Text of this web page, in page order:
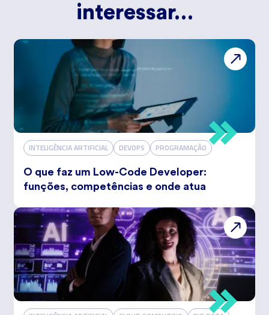
interessar…
INTELIGÊNCIA ARTIFICIAL DEVOPS PROGRAMAÇÃO
O que faz um Low-Code Developer:
funções, competências e onde atua